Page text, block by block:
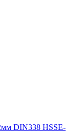
DIN338 HSSE-